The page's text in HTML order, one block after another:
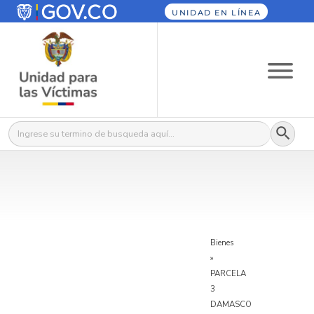
UNIDAD EN LÍNEA
Buscar: Botón
Bienes
»
PARCELA
3
DAMASCO